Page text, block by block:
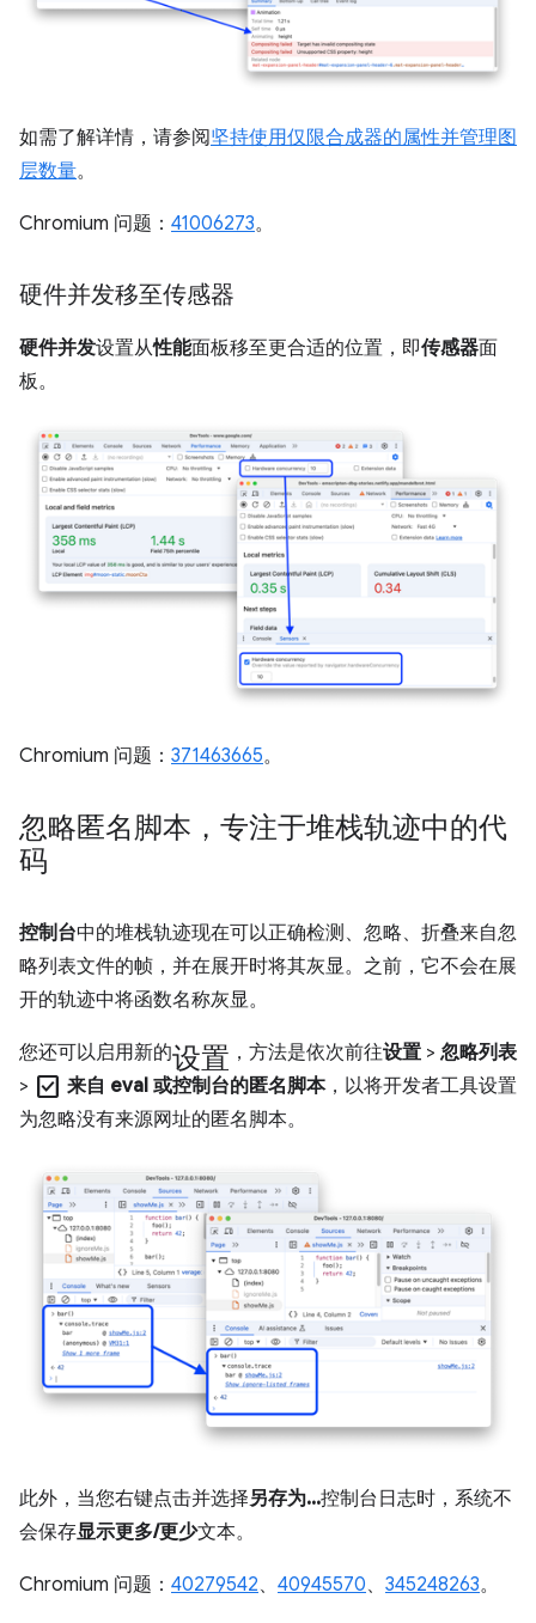
如需了解详情，请参阅坚持使用仅限合成器的属性并管理图
层数量。
Chromium 问题： 41006273。
硬件并发移至传感器
硬件并发设置从性能面板移至更合适的位置，即传感器面
板。
Chromium 问题： 371463665。
忽略匿名脚本，专注于堆栈轨迹中的代
码
控制台中的堆栈轨迹现在可以正确检测、忽略、折叠来自忽
略列表文件的帧，并在展开时将其灰显。之前，它不会在展
开的轨迹中将函数名称灰显。
您还可以启用新的设置 ，方法是依次前往设置 > 忽略列表
> check_box 来自 eval 或控制台的匿名脚本，以将开发者工具设置
为忽略没有来源网址的匿名脚本。
此外，当您右键点击并选择另存为...控制台日志时，系统不
会保存显示更多/更少文本。
Chromium 问题： 40279542、 40945570、 345248263。